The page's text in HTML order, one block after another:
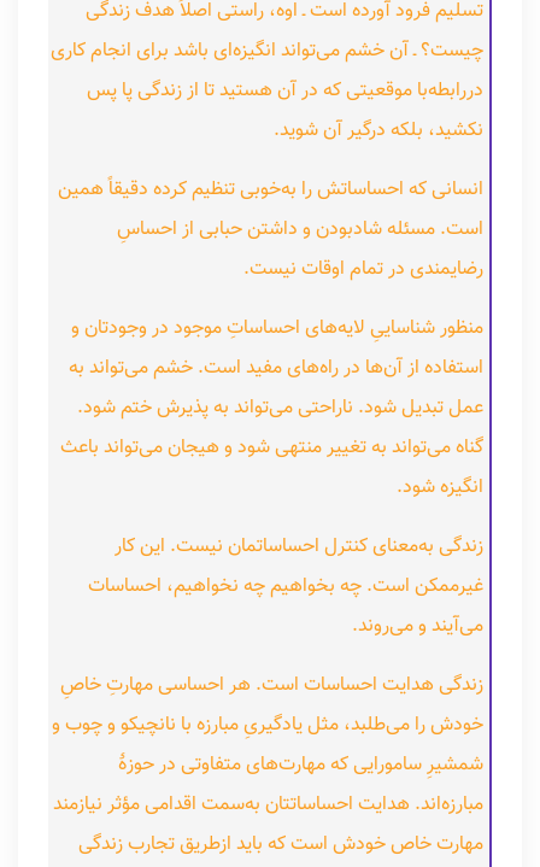
تسلیم فرود آورده است ـ اوه، راستی اصلاً هدف زندگی
چیست؟‌ ـ آن خشم می‌تواند انگیزه‌ای باشد برای انجام کاری
دررابطه‌با موقعیتی که در آن هستید تا از زندگی پا پس
نکشید، بلکه درگیر آن شوید.
انسانی که احساساتش را به‌خوبی تنظیم کرده دقیقاً همین
است. مسئله شادبودن و داشتن حبابی از احساسِ
رضایمندی در تمام اوقات نیست.
منظور شناساییِ لایه‌های احساساتِ موجود در وجودتان و
استفاده از آن‌ها در راه‌های مفید است. خشم می‌تواند به
عمل تبدیل شود. ناراحتی می‌تواند به پذیرش ختم شود.
گناه می‌تواند به تغییر منتهی شود و هیجان می‌تواند باعث
انگیزه شود.
زندگی به‌معنای کنترل احساساتمان نیست. این کار
غیرممکن است. چه بخواهیم چه نخواهیم، احساسات
می‌آیند و می‌روند.
زندگی هدایت احساسات است. هر احساسی مهارتِ خاصِ
خودش را می‌طلبد، مثل یادگیریِ مبارزه با نانچیکو و چوب و
شمشیرِ سامورایی که مهارت‌های متفاوتی در حوزهٔ
مبارزه‌اند. هدایت احساساتتان به‌سمت اقدامی مؤثر نیازمند
مهارت خاص خودش است که باید ازطریق تجارب زندگی